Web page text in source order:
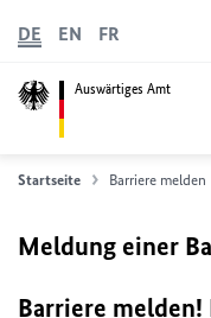
Auswärtiges Amt
DE EN FR
Startseite Barriere melden
Meldung einer
Barriere melden!